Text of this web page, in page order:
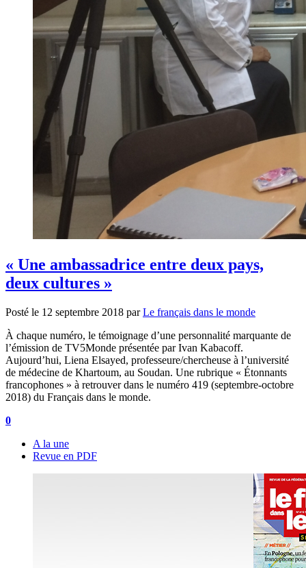
« Une ambassadrice entre deux pays,
deux cultures »
Posté le 12 septembre 2018 par Le français dans le monde
À chaque numéro, le témoignage d’une personnalité marquante de
l’émission de TV5Monde présentée par Ivan Kabacoff.
Aujourd’hui, Liena Elsayed, professeure/chercheuse à l’université
de médecine de Khartoum, au Soudan. Une rubrique « Étonnants
francophones » à retrouver dans le numéro 419 (septembre-octobre
2018) du Français dans le monde.
0
A la une
Revue en PDF